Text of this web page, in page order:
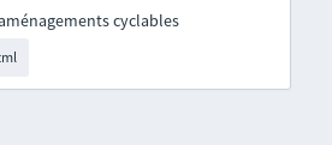
cyclables